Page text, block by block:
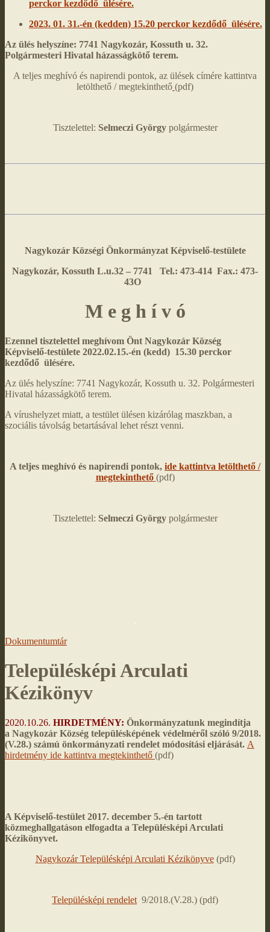
perckor kezdődő ülésére.
2023. 01. 31.-én (kedden) 15.20 perckor kezdődő ülésére.
Az ülés helyszíne: 7741 Nagykozár, Kossuth u. 32.
Polgármesteri Hivatal házasságkötő terem.
A teljes meghívó és napirendi pontok, az ülések címére kattintva
letölthető / megtekinthető (pdf)
Tisztelettel: Selmeczi Györgypolgármester
Nagykozár Községi Önkormányzat Képviselő-testülete
Nagykozár, Kossuth L.u.32 – 7741 Tel.: 473-414 Fax.: 473-
43O
M e g h í v ó
Ezennel tisztelettel meghívom Önt Nagykozár Község
Képviselő-testülete 2022.02.15.-én (kedd) 15.30 perckor
kezdődő ülésére.
Az ülés helyszíne: 7741 Nagykozár, Kossuth u. 32. Polgármesteri
Hivatal házasságkötő terem.
A vírushelyzet miatt, a testület ülésen kizárólag maszkban, a
szociális távolság betartásával lehet részt venni.
A teljes meghívó és napirendi pontok, ide kattintva letölthető /
megtekinthető (pdf)
Tisztelettel: Selmeczi Györgypolgármester
.
Dokumentumtár
Településképi Arculati
Kézikönyv
2020.10.26. HIRDETMÉNY: Önkormányzatunk megindítja
a Nagykozár Község településképének védelméről szóló 9/2018.
(V.28.) számú önkormányzati rendelet módosítási eljárását. A
hirdetmény ide kattintva megtekinthető (pdf)
A Képviselő-testület 2017. december 5.-én tartott
közmeghallgatáson elfogadta a Településképi Arculati
Kézikönyvet.
Nagykozár Településképi Arculati Kézikönyve(pdf)
Településképi rendelet 9/2018.(V.28.) (pdf)